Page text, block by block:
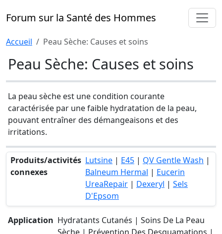
Forum sur la Santé des Hommes
Accueil Peau Sèche: Causes et soins
Peau Sèche: Causes et soins
La peau sèche est une condition courante
caractérisée par une faible hydratation de la peau,
pouvant entraîner des démangeaisons et des
irritations.
Produits/activités
connexes
Lutsine | E45 | QV Gentle Wash |
Balneum Hermal | Eucerin
UreaRepair | Dexeryl | Sels
D'Epsom
Application Hydratants Cutanés | Soins De La Peau